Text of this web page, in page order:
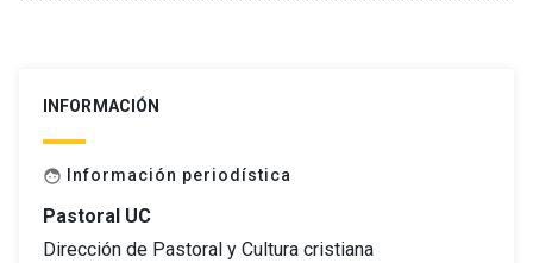
INFORMACIÓN
face Información periodística
Pastoral UC
Dirección de Pastoral y Cultura cristiana